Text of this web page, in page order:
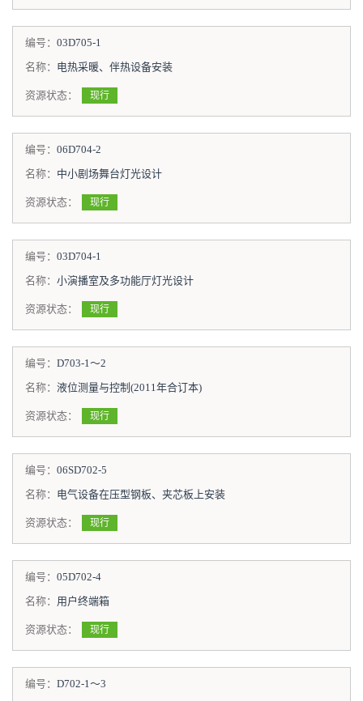
编号： 03D705-1
名称： 电热采暖、伴热设备安装
资源状态： 现行
编号： 06D704-2
名称： 中小剧场舞台灯光设计
资源状态： 现行
编号： 03D704-1
名称： 小演播室及多功能厅灯光设计
资源状态： 现行
编号： D703-1～2
名称： 液位测量与控制(2011年合订本)
资源状态： 现行
编号： 06SD702-5
名称： 电气设备在压型钢板、夹芯板上安装
资源状态： 现行
编号： 05D702-4
名称： 用户终端箱
资源状态： 现行
编号： D702-1～3